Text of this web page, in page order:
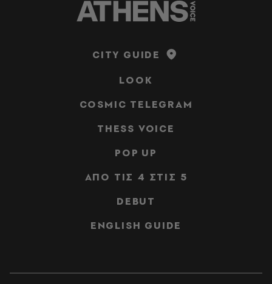
CITY GUIDE
LOOK
COSMIC TELEGRAM
THESS VOICE
POP UP
ΑΠΟ ΤΙΣ 4 ΣΤΙΣ 5
DEBUT
ENGLISH GUIDE